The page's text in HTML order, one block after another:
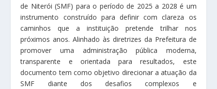
de Niterói (SMF) para o período de 2025 a 2028 é um
instrumento construído para definir com clareza os
caminhos que a instituição pretende trilhar nos
próximos anos. Alinhado às diretrizes da Prefeitura de
promover uma administração pública moderna,
transparente e orientada para resultados, este
documento tem como objetivo direcionar a atuação da
SMF
diante dos desafios complexos e